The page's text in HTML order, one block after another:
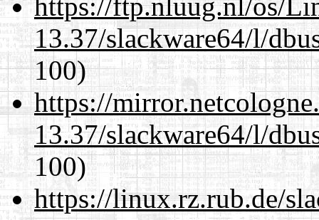
13.37/slackware64/l/
100)
https://
13.37/slackware64/l/
100)
https://linux.rz.rub.de/